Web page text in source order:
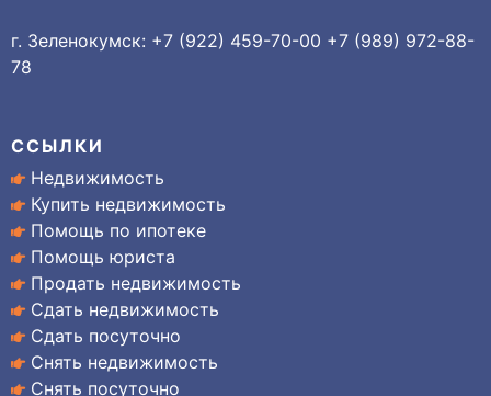
г. Зеленокумск: +7 (922) 459-70-00 +7 (989) 972-88-
78
ССЫЛКИ
Недвижимость
Купить недвижимость
Помощь по ипотеке
Помощь юриста
Продать недвижимость
Сдать недвижимость
Сдать посуточно
Снять недвижимость
Снять посуточно